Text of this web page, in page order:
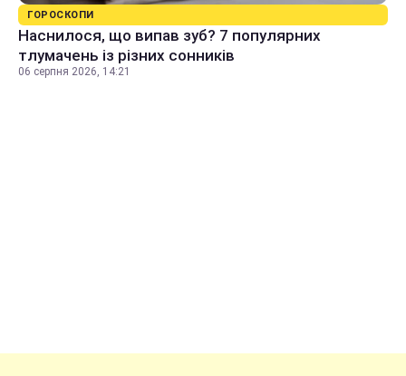
ГОРОСКОПИ
Наснилося, що випав зуб? 7 популярних
тлумачень із різних сонників
06 серпня 2026, 14:21